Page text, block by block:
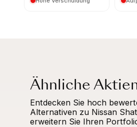
Ähnliche
Entdecken Sie hoch
Alternativen zu Nissan
erweitern Sie Ihren